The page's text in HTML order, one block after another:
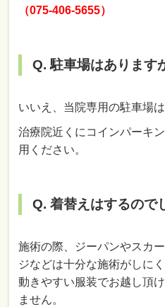
（075-406-5655）
Q. 駐車場はあります
いいえ、当院専用の駐車場は
治療院近くにコインパーキ
用ください。
Q. 着替えはするので
施術の際、ジーパンやスカ
ジなどは十分な施術がしに
動きやすい服装でお越し頂
ません。